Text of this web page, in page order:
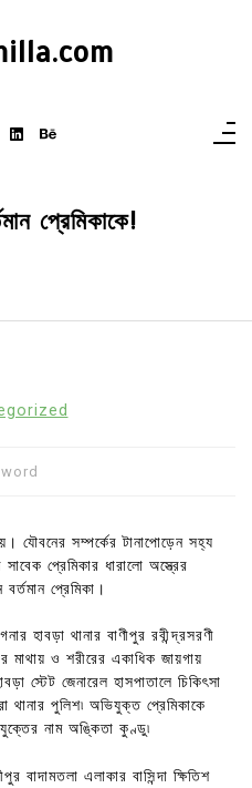
প্রেমিকাকে!
যৌবনের সম্পর্কের টানাপোড়েন সহ্য
প্রেমিকার ধারালো অস্ত্রের
প্রেমিকা।
হাবড়া থানার বাণীপুর রবীন্দ্রসরণী
ও শরীরের একাধিক জায়গায়
স্টেট জেনারেল হাসপাতালে চিকিৎসা
থানার পুলিশ৷ অভিযুক্ত প্রেমিকাকে
নাম অঙ্কিতা কুণ্ডু৷
বাদামতলা এলাকার বাসিন্দা ক্ষিতিশ